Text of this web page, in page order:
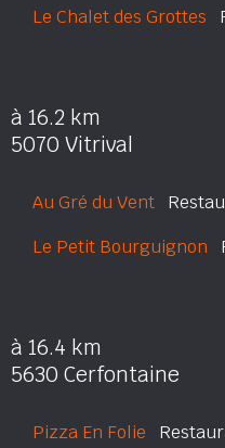
Le Chalet des Grottes
à 16.2 km
5070 Vitrival
Au Gré du Vent
Le Petit Bourguignon
à 16.4 km
5630 Cerfontaine
Pizza En Folie